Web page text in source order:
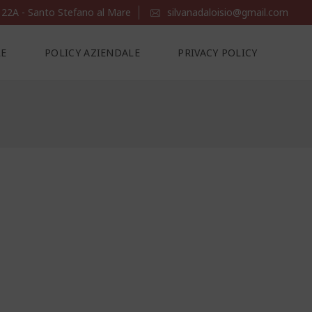
- Santo Stefano al Mare silvanadaloisio@gmail.com
POLICY AZIENDALE PRIVACY POLICY